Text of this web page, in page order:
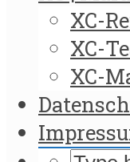
XC-
XC-
XC-